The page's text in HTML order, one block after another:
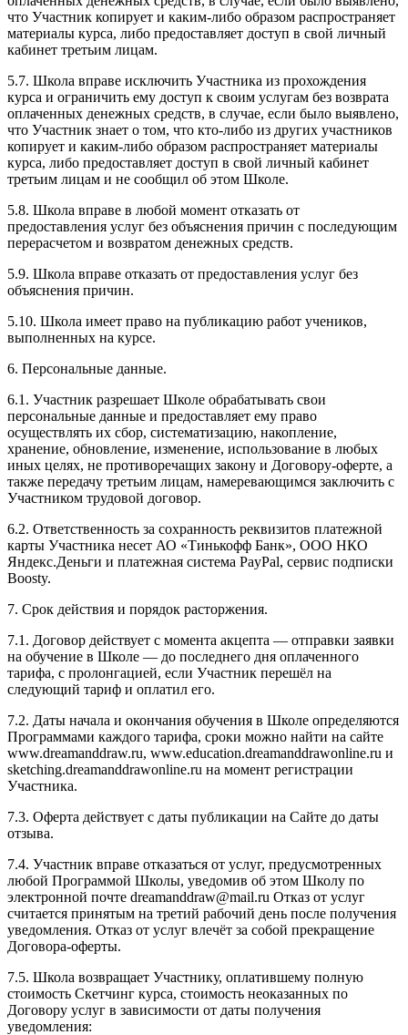
что Участник копирует и каким-либо образом распространяет
материалы курса, либо предоставляет доступ в свой личный
кабинет третьим лицам.
5.7. Школа вправе исключить Участника из прохождения
курса и ограничить ему доступ к своим услугам без возврата
оплаченных денежных средств, в случае, если было выявлено,
что Участник знает о том, что кто-либо из других участников
копирует и каким-либо образом распространяет материалы
курса, либо предоставляет доступ в свой личный кабинет
третьим лицам и не сообщил об этом Школе.
5.8. Школа вправе в любой момент отказать от
предоставления услуг без объяснения причин с последующим
перерасчетом и возвратом денежных средств.
5.9. Школа вправе отказать от предоставления услуг без
объяснения причин.
5.10. Школа имеет право на публикацию работ учеников,
выполненных на курсе.
6. Персональные данные.
6.1. Участник разрешает Школе обрабатывать свои
персональные данные и предоставляет ему право
осуществлять их сбор, систематизацию, накопление,
хранение, обновление, изменение, использование в любых
иных целях, не противоречащих закону и Договору-оферте, а
также передачу третьим лицам, намеревающимся заключить с
Участником трудовой договор.
6.2. Ответственность за сохранность реквизитов платежной
карты Участника несет АО «Тинькофф Банк», ООО НКО
Яндекс.Деньги и платежная система PayPal, сервис подписки
Boosty.
7. Срок действия и порядок расторжения.
7.1. Договор действует с момента акцепта — отправки заявки
на обучение в Школе — до последнего дня оплаченного
тарифа, с пролонгацией, если Участник перешёл на
следующий тариф и оплатил его.
7.2. Даты начала и окончания обучения в Школе определяются
Программами каждого тарифа, сроки можно найти на сайте
www.dreamanddraw.ru, www.education.dreamanddrawonline.ru и
sketching.dreamanddrawonline.ru на момент регистрации
Участника.
7.3. Оферта действует с даты публикации на Сайте до даты
отзыва.
7.4. Участник вправе отказаться от услуг, предусмотренных
любой Программой Школы, уведомив об этом Школу по
электронной почте dreamanddraw@mail.ru Отказ от услуг
считается принятым на третий рабочий день после получения
уведомления. Отказ от услуг влечёт за собой прекращение
Договора-оферты.
7.5. Школа возвращает Участнику, оплатившему полную
стоимость Скетчинг курса, стоимость неоказанных по
Договору услуг в зависимости от даты получения
уведомления: